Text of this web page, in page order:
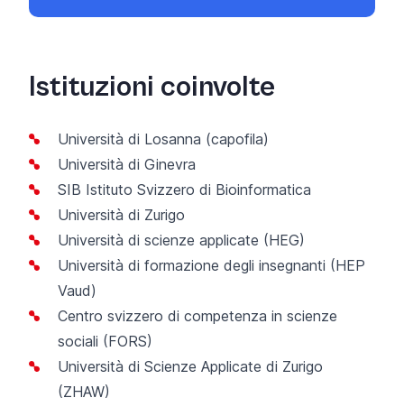
Istituzioni coinvolte
Università di Losanna (capofila)
Università di Ginevra
SIB Istituto Svizzero di Bioinformatica
Università di Zurigo
Università di scienze applicate (HEG)
Università di formazione degli insegnanti (HEP
Vaud)
Centro svizzero di competenza in scienze
sociali (FORS)
Università di Scienze Applicate di Zurigo
(ZHAW)